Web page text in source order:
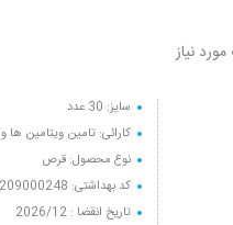
سایز: 30 عدد
کارائی: تامین ویتامین ها
نوع محصول: قرص
کد بهداشتی: 06263209000248
تاریخ انقضا : 2026/12
نیاز